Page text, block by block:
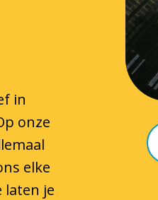
in
onze
elke
laten je